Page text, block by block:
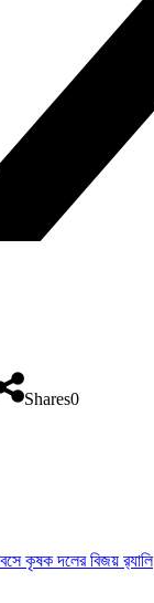
Shares0
কৃষক দলের বিজয় র‍্যালি